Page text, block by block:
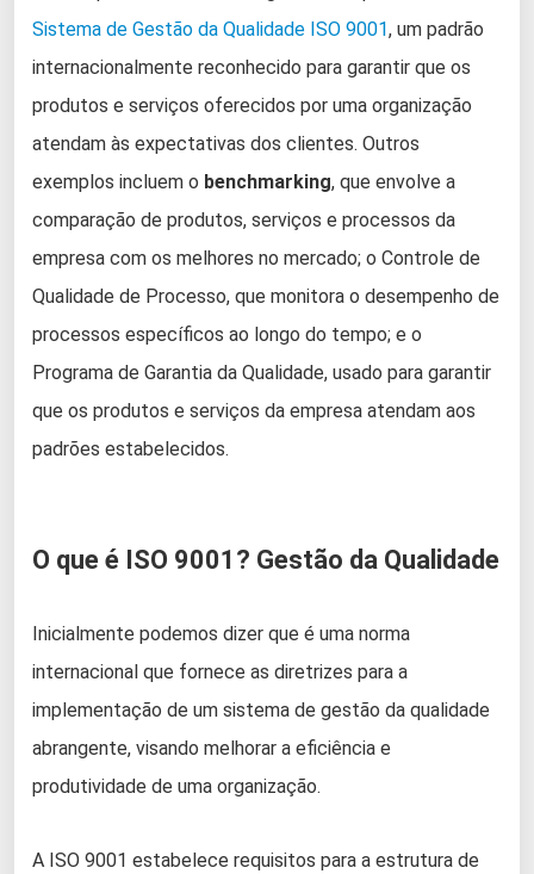
Sistema de Gestão da Qualidade ISO 9001, um padrão
internacionalmente reconhecido para garantir que os
produtos e serviços oferecidos por uma organização
atendam às expectativas dos clientes. Outros
exemplos incluem o benchmarking, que envolve a
comparação de produtos, serviços e processos da
empresa com os melhores no mercado; o Controle de
Qualidade de Processo, que monitora o desempenho de
processos específicos ao longo do tempo; e o
Programa de Garantia da Qualidade, usado para garantir
que os produtos e serviços da empresa atendam aos
padrões estabelecidos.
O que é ISO 9001? Gestão da Qualidade
Inicialmente podemos dizer que é uma norma
internacional que fornece as diretrizes para a
implementação de um sistema de gestão da qualidade
abrangente, visando melhorar a eficiência e
produtividade de uma organização.
A ISO 9001 estabelece requisitos para a estrutura de